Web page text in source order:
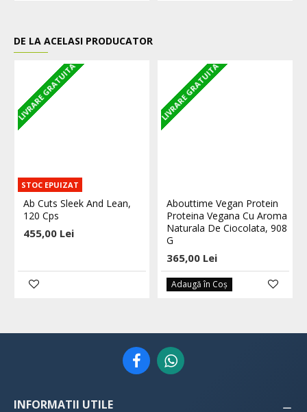
DE LA ACELASI PRODUCATOR
LIVRARE GRATUITA
STOC EPUIZAT
Ab Cuts Sleek And Lean,
120 Cps
455,00 Lei
LIVRARE GRATUITA
Abouttime Vegan Protein
Proteina Vegana Cu Aroma
Naturala De Ciocolata, 908
G
365,00 Lei
Adaugă în Coş
INFORMATII UTILE